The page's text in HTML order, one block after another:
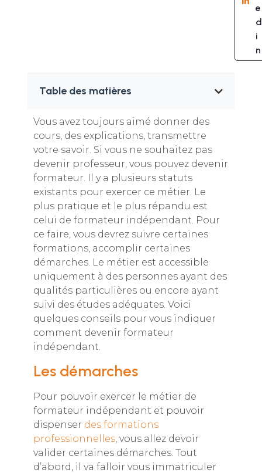
e
d
i
n
Table des matières
Vous avez toujours aimé donner des
cours, des explications, transmettre
votre savoir. Si vous ne souhaitez pas
devenir professeur, vous pouvez devenir
formateur. Il y a plusieurs statuts
existants pour exercer ce métier. Le
plus pratique et le plus répandu est
celui de formateur indépendant. Pour
ce faire, vous devrez suivre certaines
formations, accomplir certaines
démarches. Le métier est accessible
uniquement à des personnes ayant des
qualités particulières ou encore ayant
suivi des études adéquates. Voici
quelques conseils pour vous indiquer
comment devenir formateur
indépendant.
Les démarches
Pour pouvoir exercer le métier de
formateur indépendant et pouvoir
dispenser des formations
professionnelles, vous allez devoir
valider certaines démarches. Tout
d’abord, il va falloir vous immatriculer